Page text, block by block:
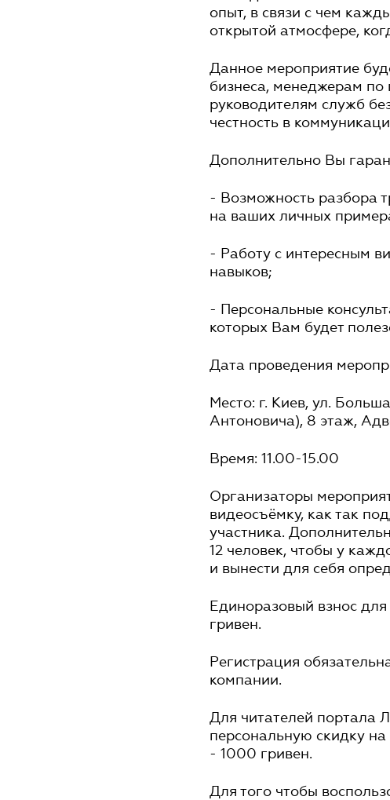
опыт, в связи с чем
открытой атмосфере,
Данное мероприятие
бизнеса, менеджерам
руководителям служб
честность в
Дополнительно Вы
- Возможность разбора
на ваших личных
- Работу с интересным
навыков;
- Персональные
которых Вам будет
Дата проведения
Место: г. Киев, ул.
Антоновича), 8 этаж,
Время: 11.00-15.00
Организаторы
видеосъёмку, как так
участника.
12 человек, чтобы у
и вынести для себя
Единоразовый взнос для
гривен.
Регистрация
компании.
Для читателей портала
персональную скидку на
- 1000 гривен.
Для того чтобы